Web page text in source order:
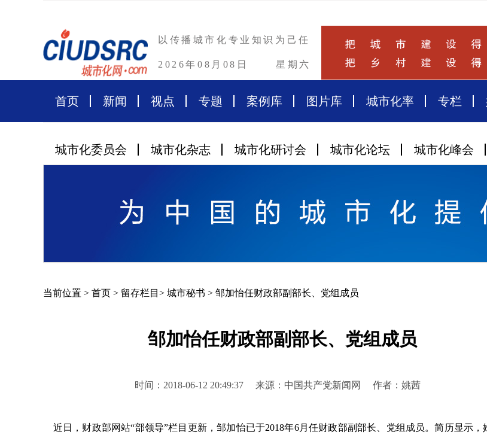
以传播城市化专业知识为己任
2026年08月08日 星期六
首页 新闻 视点 专题 案例库 图片库 城市化率 专栏
城市化委员会 城市化杂志 城市化研讨会 城市化论坛 城市化峰会
当前位置 > 首页 > 留存栏目 > 城市秘书 > 邹加怡任财政部副部长、党组成员
邹加怡任财政部副部长、党组成员
时间：2018-06-12 20:49:37 来源：中国共产党新闻网 作者：姚茜
近日，财政部网站“部领导”栏目更新，邹加怡已于2018年6月任财政部副部长、党组成员。简历显示，